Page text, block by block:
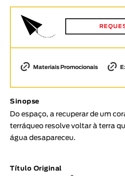
Animar
DURAÇÃO
Ficção
Animação
Experimental
TÓPICOS
Materiais Promocionais
Sinopse
Do espaço, a recuperar de um
terráqueo resolve voltar à terra
água desapareceu.
Título Original